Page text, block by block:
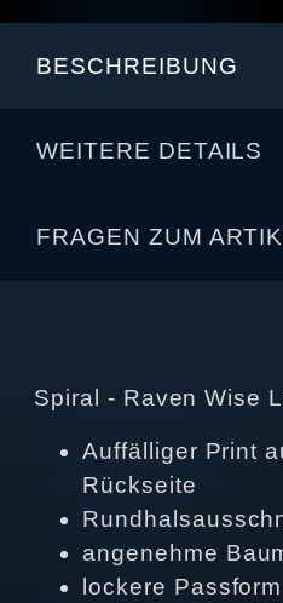
BESCHREIBUNG
WEITERE DETAILS
FRAGEN ZUM
Spiral - Raven Wise
Auffälliger Print
Rückseite
angenehme
lockere Passform